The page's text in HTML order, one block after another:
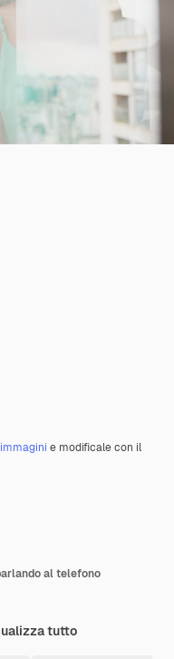
e modificale con il
al telefono
tutto